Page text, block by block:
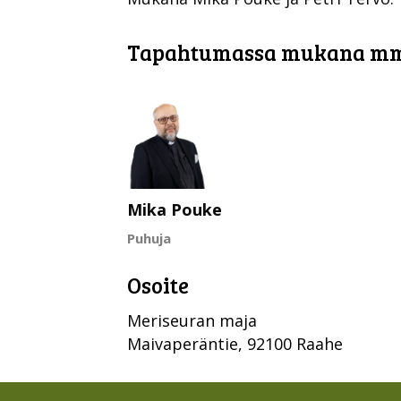
Tapahtumassa mukana
Mika Pouke
Puhuja
Osoite
Meriseuran maja
Maivaperäntie, 92100 Raahe